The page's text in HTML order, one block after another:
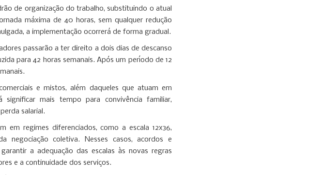
de organização do trabalho, substituindo o atual
máxima de 40 horas, sem qualquer redução
a implementação ocorrerá de forma gradual.
passarão a ter direito a dois dias de descanso
para 42 horas semanais. Após um período de 12
e mistos, além daqueles que atuam em
mais tempo para convivência familiar,
salarial.
regimes diferenciados, como a escala 12x36,
negociação coletiva. Nesses casos, acordos e
a adequação das escalas às novas regras
e a continuidade dos serviços.